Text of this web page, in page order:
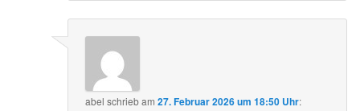
abel schriebam27. Februar 2026 um 18:50 Uhr: